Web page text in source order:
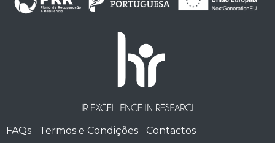
FAQs Termos e Condições Contactos